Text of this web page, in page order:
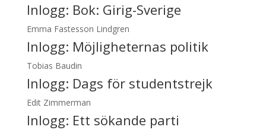
Inlogg: Bok: Girig-Sverige
Emma Fastesson Lindgren
Inlogg: Möjligheternas politik
Tobias Baudin
Inlogg: Dags för studentstrejk
Edit Zimmerman
Inlogg: Ett sökande parti